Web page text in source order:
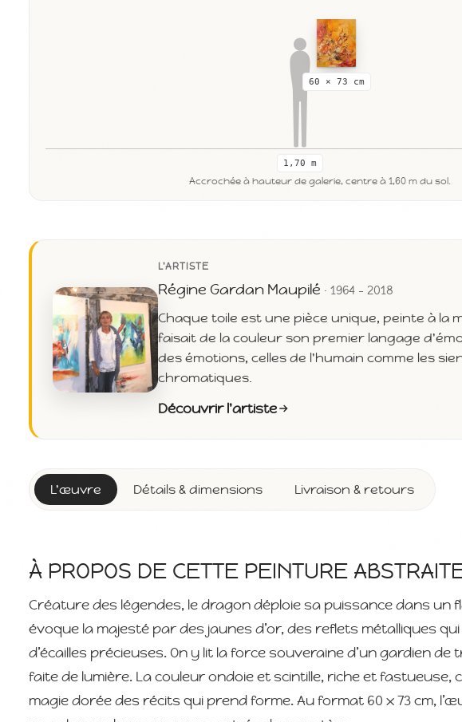
1,70 m
60 × 73 cm
Accrochée à hauteur de galerie, centre à 1,60 m du sol.
L'ARTISTE
Régine Gardan Maupilé · 1964 - 2018
Chaque toile est une pièce unique, peinte à la
faisait de la couleur son premier langage
des émotions, celles de l'humain comme les
chromatiques.
Découvrir l'artiste
L'œuvre Détails & dimensions Livraison & retours
À PROPOS DE CETTE PEINTURE
Créature des légendes, le dragon déploie sa puissance dans un
évoque la majesté par des jaunes d’or, des reflets métalliques
d’écailles précieuses. On y lit la force souveraine d’un gardien
faite de lumière. La couleur ondoie et scintille, riche et fastueuse,
magie dorée des récits qui prend forme. Au format 60 x 73 cm,